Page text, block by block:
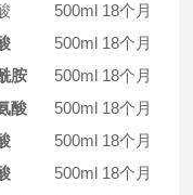
500ml 18个月
500ml 18个月
胺 500ml 18个月
酸 500ml 18个月
500ml 18个月
500ml 18个月